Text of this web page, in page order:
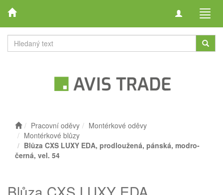
Toggle
Pracovní oděvy
Montérkové oděvy
Montérkové blůzy
Blůza CXS LUXY EDA, prodloužená, pánská, modro-
černá, vel. 54